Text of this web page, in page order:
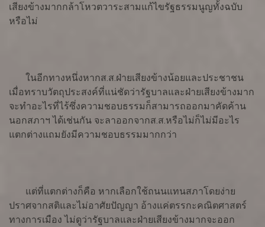
เสียงข้างมากกล้าโหวตวาระสามแก้ไขรัฐธรรมนูญทั้งฉบับ
หรือไม่
ในอีกทางหนึ่งหากส.ส.ฝ่ายเสียงข้างน้อยและประชาชน
เมื่อทราบวัตถุประสงค์ที่แน่ชัดว่ารัฐบาลและฝ่ายเสียงข้างมาก
จะทำอะไรที่ไร้ซึ่งความชอบธรรมก็สามารถออกมาคัดค้าน
นอกสภาฯ ได้เช่นกัน จะลาออกจากส.ส.หรือไม่ก็ไม่มีอะไร
แตกต่างแถมยังมีความชอบธรรมมากกว่า
แต่ที่แตกต่างก็คือ หากเลือกใช้ถนนแทนสภาโดยง่าย
ปราศจากสติและไม่อาศัยปัญญา อ้างแค่ตรรกะคณิตศาสตร์
ทางการเมือง ไม่ดูว่ารัฐบาลและฝ่ายเสียงข้างมากจะออก